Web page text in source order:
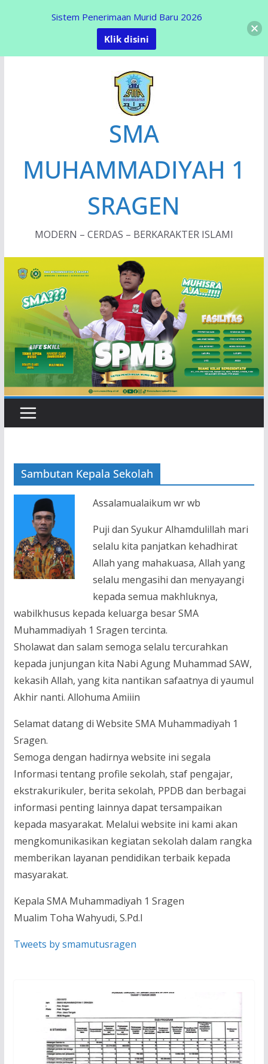
SMA
MUHAMMADIYAH 1
SRAGEN
MODERN – CERDAS – BERKARAKTER ISLAMI
Sambutan Kepala Sekolah
Assalamualaikum wr wb
Puji dan Syukur Alhamdulillah mari
selalu kita panjatkan kehadhirat
Allah yang mahakuasa, Allah yang
selalu mengasihi dan menyayangi
kepada semua makhluknya,
wabilkhusus kepada keluarga besar SMA
Muhammadiyah 1 Sragen tercinta.
Sholawat dan salam semoga selalu tercurahkan
kepada junjungan kita Nabi Agung Muhammad SAW,
kekasih Allah, yang kita nantikan safaatnya di yaumul
Akhir nanti. Allohuma Amiiin
Selamat datang di Website SMA Muhammadiyah 1
Sragen.
Semoga dengan hadirnya website ini segala
Informasi tentang profile sekolah, staf pengajar,
ekstrakurikuler, berita sekolah, PPDB dan berbagai
informasi penting lainnya dapat tersampaikan
kepada masyarakat. Melalui website ini kami akan
mengkomunikasikan kegiatan sekolah dalam rangka
memberikan layanan pendidikan terbaik kepada
masyarakat.
Kepala SMA Muhammadiyah 1 Sragen
Mualim Toha Wahyudi, S.Pd.I
Tweets by smamutusragen
Sistem Penerimaan Murid Baru 2026
Klik disini